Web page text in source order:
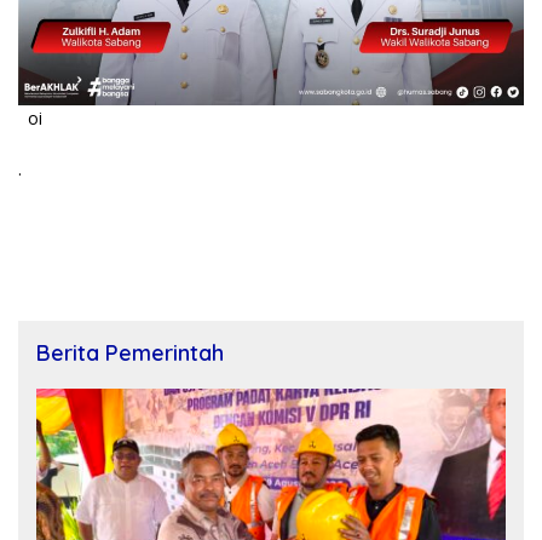
oi
.
Berita Pemerintah